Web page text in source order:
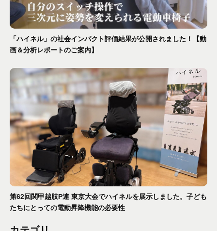
「ハイネル」の社会インパクト評価結果が公開されました！【動
画＆分析レポートのご案内】
第62回関甲越肢P連 東京大会でハイネルを展示しました。子ども
たちにとっての電動昇降機能の必要性